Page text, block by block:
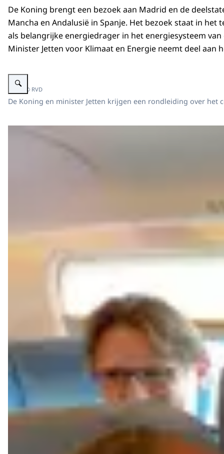
De Koning brengt een bezoek aan Madrid en de
Mancha en Andalusië in Spanje. Het bezoek staat in het
als belangrijke energiedrager in het energiesysteem
Minister Jetten voor Klimaat en Energie neemt deel aan
Vergroot afbeelding Waterstof Iberdrola Koning Willem-Alexander
Beeld: © RVD
De Koning en minister Jetten krijgen een rondleiding over